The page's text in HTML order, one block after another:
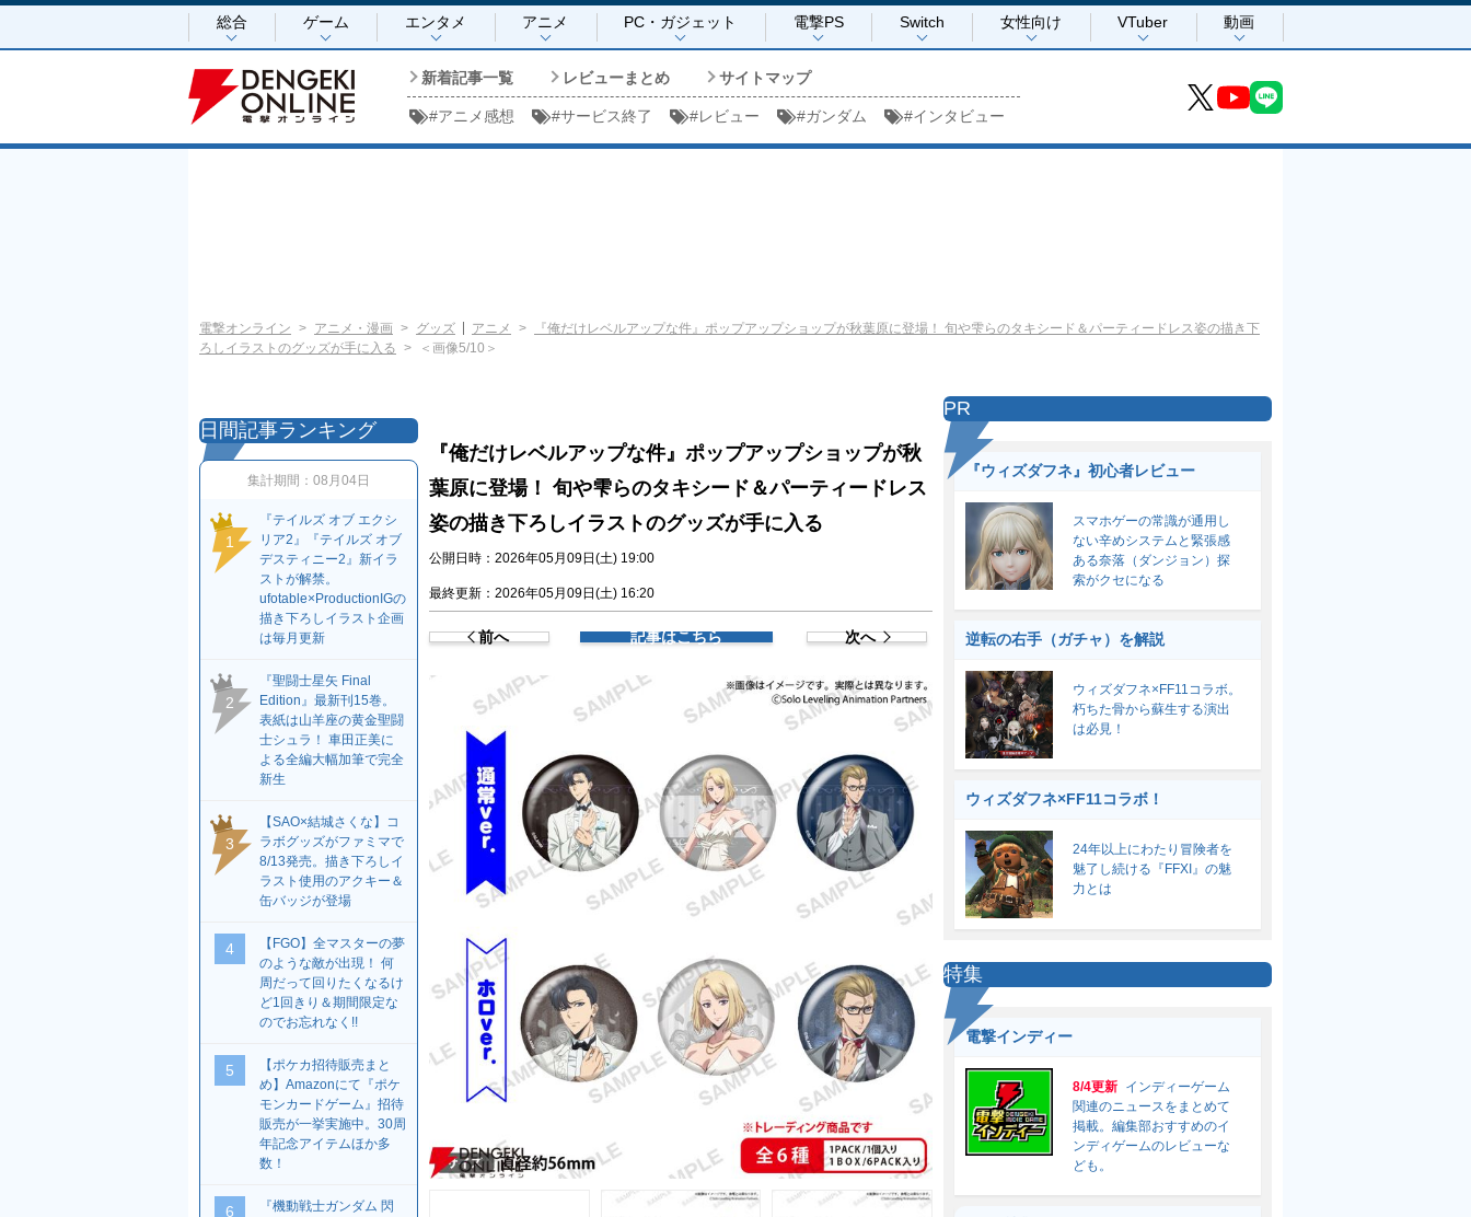
総合 ゲーム エンタメ アニメ PC・ガジェット 電撃PS Switch 女性向け VTuber 動画
新着記事一覧 レビューまとめ サイトマップ
#アニメ感想 #サービス終了 #レビュー #ガンダム #インタビュー
電撃オンライン アニメ・漫画 グッズ アニメ
『俺だけレベルアップな件』ポップアップショップが秋葉原に登場！ 旬や雫らのタキシード＆パーティードレス姿の描き下
ろしイラストのグッズが手に入る
＜画像5/10＞
『俺だけレベルアップな件』ポップアップショップが秋
葉原に登場！ 旬や雫らのタキシード＆パーティードレス
姿の描き下ろしイラストのグッズが手に入る
公開日時：2026年05月09日(土) 19:00
最終更新：2026年05月09日(土) 16:20
前へ 記事はこちら 次へ
日間記事ランキング
集計期間： 08月04日
1
『テイルズ オブ エクシ
リア2』『テイルズ オブ
デスティニー2』新イラ
ストが解禁。
ufotable×ProductionIGの
描き下ろしイラスト企画
は毎月更新
2
『聖闘士星矢 Final
Edition』最新刊15巻。
表紙は山羊座の黄金聖闘
士シュラ！ 車田正美に
よる全編大幅加筆で完全
新生
3
【SAO×結城さくな】コ
ラボグッズがファミマで
8/13発売。描き下ろしイ
ラスト使用のアクキー＆
缶バッジが登場
4
【FGO】全マスターの夢
のような敵が出現！ 何
周だって回りたくなるけ
ど1回きり＆期間限定な
のでお忘れなく!!
5
【ポケカ招待販売まと
め】Amazonにて『ポケ
モンカードゲーム』招待
販売が一挙実施中。30周
年記念アイテムほか多
数！
6
『機動戦士ガンダム 閃
PR
『ウィズダフネ』初心者レビュー
スマホゲーの常識が通用し
ない辛めシステムと緊張感
ある奈落（ダンジョン）探
索がクセになる
逆転の右手（ガチャ）を解説
ウィズダフネ×FF11コラボ。
朽ちた骨から蘇生する演出
は必見！
ウィズダフネ×FF11コラボ！
24年以上にわたり冒険者を
魅了し続ける『FFXI』の魅
力とは
特集
電撃インディー
8/4更新 インディーゲーム
関連のニュースをまとめて
掲載。編集部おすすめのイ
ンディゲームのレビューな
ども。